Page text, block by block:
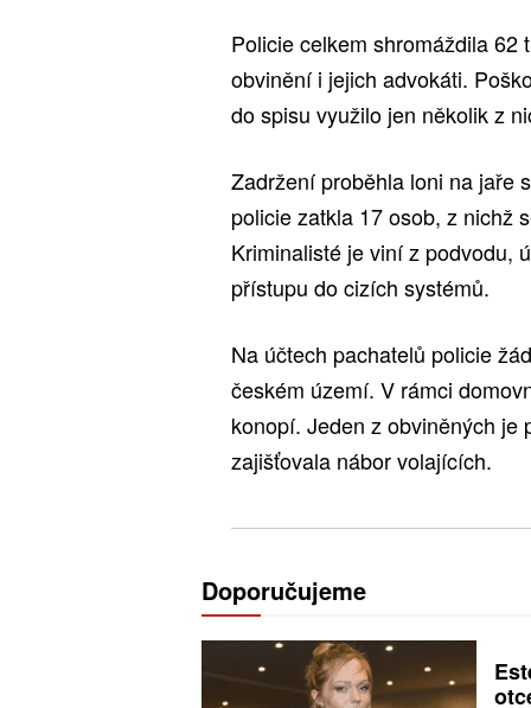
Policie celkem shromáždila
obvinění i jejich advokáti.
do spisu využilo jen několik z
Zadržení proběhla loni na jaře
policie zatkla 17 osob, z nichž
Kriminalisté je viní z podvodu,
přístupu do cizích systémů.
Na účtech pachatelů policie
českém území. V rámci
konopí. Jeden z obviněných je
zajišťovala nábor volajících.
Doporučujeme